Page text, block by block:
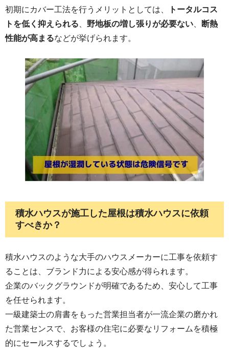
初期にカバー工法を行うメリットとしては、
トータルコス
トを低く抑えられる
野地板の増し張りが必要ない
断熱
性能が高まるなどが挙げられます。
積水ハウスが施工した屋根は積水ハウスに依頼
すべきか？
積水ハウスのような大手のハウスメーカーに工事を依頼す
ることは、ブランド力による安心感が得られます。
企業のバックグラウンドが明確であるため、安心して工事
を任せられます。
一級建築士の肩書をもった営業担当者が一流企業の磨かれ
た営業センスで、お客様の住宅に必要なリフォームを積極
的にセールスするでしょう。